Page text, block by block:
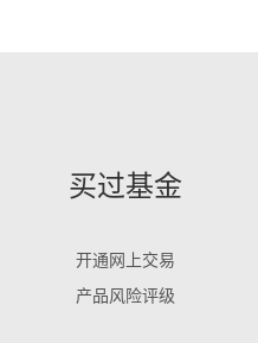
买过基金
开通网上交易
产品风险评级